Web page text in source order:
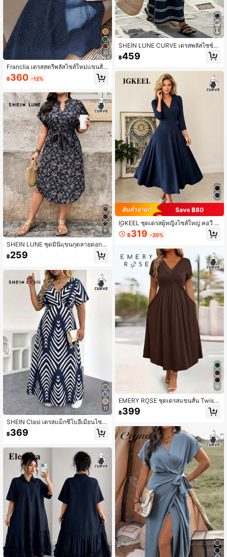
20
Franclia เดรสสตรีพลัสไซส์ใหม่แขนสั้น
หรูหราสไตล์ฝรั่งเศสย้อนยุค, เดรสยาวล
ายจุดคอปกเข้ารูปทรงเอ, เดรสสำหรับวั
รับออกเดทจิบชายามบ่ายคอลเลคชั่นให
ม่สำหรับฤดูร้อน
฿360 -12%
6
SHEIN LUNE ชุดมินิแขนกุดลายดอกไ
ม้ขนาดใหญ่ สำหรับเที่ยวพักผ่อนในช่วง
ฤดูร้อน ชุดฤดูร้อนสำหรับผู้หญิง
฿259
11
SHEIN Clasi เดรสแม็กซี่โบฮีเมียนไซส์
ใหญ่ ลายดอกไม้เล็กสไตล์ Niche ใหม่
แฟชั่นเซ็กซี่ คอวี ลายจุด แขนสั้น
฿369
SHEIN LUNE CURVE เดรสพลัสไซซ์ยุโ
รปและอเมริกาใหม่ลายทางคอวีจับจีบช
ายบาน, เดรสลำลองสำหรับวันหยุดฤดูร้
฿459
Save ฿80
IGKEEL ชุดเดรสผู้หญิงไซส์ใหญ่ คอวี สี
พื้น สไตล์หรูหรา สำหรับฤดูใบไม้ผลิ/ฤดู
ร้อน/ฤดูใบไม้ร่วง วันวาเลนไทน์
฿319 -20%
10
EMERY ROSE ชุดเดรสแขนสั้น Twist
ด้านหน้าสีพื้นลำลอง เหมาะสำหรับชุดเ
ดรสยาวสำหรับผู้หญิงใส่ไปพักผ่อน
฿399